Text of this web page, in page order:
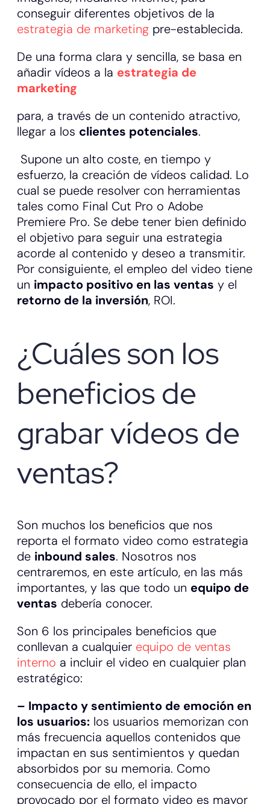
conseguir diferentes objetivos de la
estrategia de marketing pre-establecida.
De una forma clara y sencilla, se basa en
añadir vídeos a la estrategia de
marketing
para, a través de un contenido atractivo,
llegar a los clientes potenciales.
Supone un alto coste, en tiempo y
esfuerzo, la creación de vídeos calidad. Lo
cual se puede resolver con herramientas
tales como Final Cut Pro o Adobe
Premiere Pro. Se debe tener bien definido
el objetivo para seguir una estrategia
acorde al contenido y deseo a transmitir.
Por consiguiente, el empleo del video tiene
un impacto positivo en las ventas y el
retorno de la inversión, ROI.
¿Cuáles son los
beneficios de
grabar vídeos de
ventas?
Son muchos los beneficios que nos
reporta el formato video como estrategia
de inbound sales. Nosotros nos
centraremos, en este artículo, en las más
importantes, y las que todo un equipo de
ventas debería conocer.
Son 6 los principales beneficios que
conllevan a cualquier equipo de ventas
interno a incluir el video en cualquier plan
estratégico:
– Impacto y sentimiento de emoción en
los usuarios: los usuarios memorizan con
más frecuencia aquellos contenidos que
impactan en sus sentimientos y quedan
absorbidos por su memoria. Como
consecuencia de ello, el impacto
provocado por el formato video es mayor